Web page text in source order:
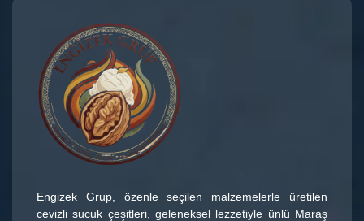
Engizek Grup, özenle seçilen malzemelerle üretilen
cevizli sucuk çeşitleri, geleneksel lezzetiyle ünlü Maraş